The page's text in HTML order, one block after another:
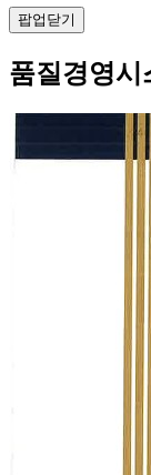
팝업닫기
품질경영시